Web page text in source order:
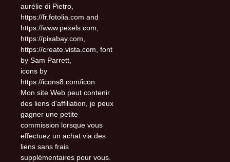
aurélie di Pietro,
https://fr.fotolia.com and
https://www.pexels.com,
https://pixabay.com,
https://create.vista.com, font
by Sam Parrett,
icons by
https://icons8.com/icon
Mon site Web peut contenir
des liens d'affiliation, je peux
gagner une petite
commission lorsque vous
effectuez un achat via des
liens sans frais
supplémentaires pour vous.